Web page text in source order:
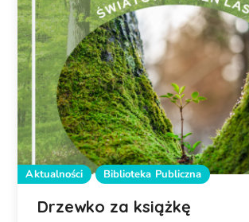
Aktualności Biblioteka Publiczna
Drzewko za książkę